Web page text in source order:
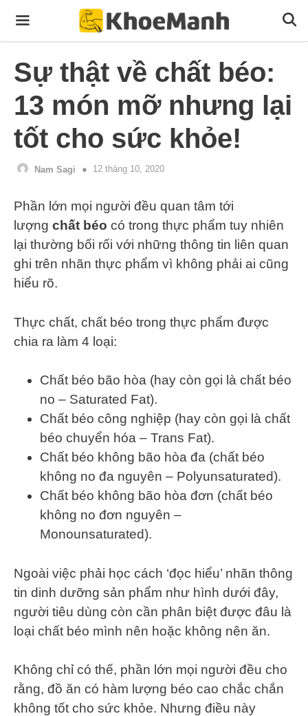
Menu
Sự thật về chất béo:
13 món mỡ nhưng lại
tốt cho sức khỏe!
Nam Sagi 12 tháng 10, 2020
Phần lớn mọi người đều quan tâm tới
lượng chất béo có trong thực phẩm tuy nhiên
lại thường bối rối với những thông tin liên quan
ghi trên nhãn thực phẩm vì không phải ai cũng
hiểu rõ.
Thực chất, chất béo trong thực phẩm được
chia ra làm 4 loại:
Chất béo bão hòa (hay còn gọi là chất béo
no – Saturated Fat).
Chất béo công nghiệp (hay còn gọi là chất
béo chuyển hóa – Trans Fat).
Chất béo không bão hòa đa (chất béo
không no đa nguyên – Polyunsaturated).
Chất béo không bão hòa đơn (chất béo
không no đơn nguyên –
Monounsaturated).
Ngoài việc phải học cách ‘đọc hiểu’ nhãn thông
tin dinh dưỡng sản phẩm như hình dưới đây,
người tiêu dùng còn cần phân biệt được đâu là
loại chất béo mình nên hoặc không nên ăn.
Không chỉ có thế, phần lớn mọi người đều cho
rằng, đồ ăn có hàm lượng béo cao chắc chắn
không tốt cho sức khỏe. Nhưng điều này